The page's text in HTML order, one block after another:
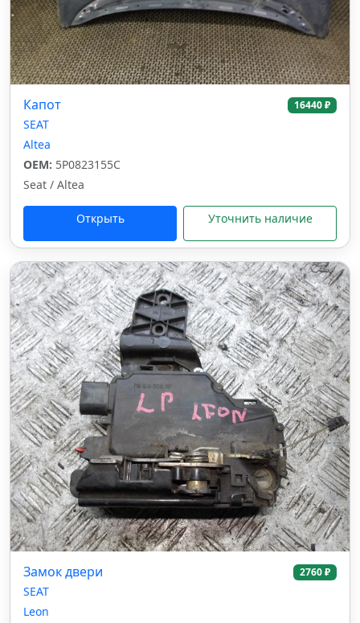
Капот 16440 ₽
SEAT
Altea
OEM: 5P0823155C
Seat / Altea
Открыть Уточнить наличие
Замок двери 2760 ₽
SEAT
Leon